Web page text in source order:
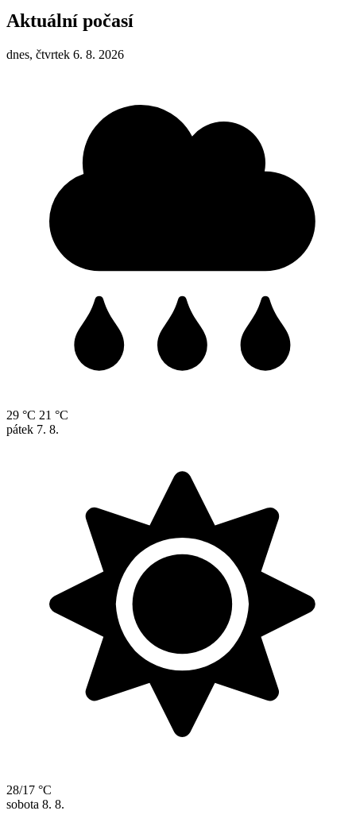
Aktuální počasí
dnes, čtvrtek 6. 8. 2026
29 °C 21 °C
pátek 7. 8.
28/17 °C
sobota 8. 8.